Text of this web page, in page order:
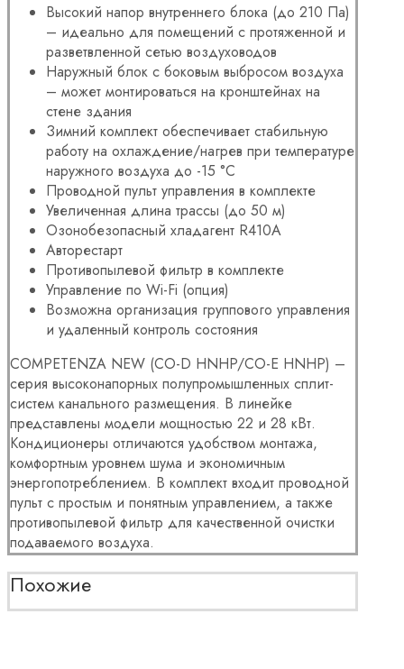
Высокий напор внутреннего блока (до 210 Па)
– идеально для помещений с протяженной и
разветвленной сетью воздуховодов
Наружный блок с боковым выбросом воздуха
– может монтироваться на кронштейнах на
стене здания
Зимний комплект обеспечивает стабильную
работу на охлаждение/нагрев при температуре
наружного воздуха до -15 °С
Проводной пульт управления в комплекте
Увеличенная длина трассы (до 50 м)
Озонобезопасный хладагент R410A
Авторестарт
Противопылевой фильтр в комплекте
Управление по Wi-Fi (опция)
Возможна организация группового управления
и удаленный контроль состояния
COMPETENZA NEW (CO-D HNHP/CO-E HNHP) –
серия высоконапорных полупромышленных сплит-
систем канального размещения. В линейке
представлены модели мощностью 22 и 28 кВт.
Кондиционеры отличаются удобством монтажа,
комфортным уровнем шума и экономичным
энергопотреблением. В комплект входит проводной
пульт с простым и понятным управлением, а также
противопылевой фильтр для качественной очистки
подаваемого воздуха.
Похожие